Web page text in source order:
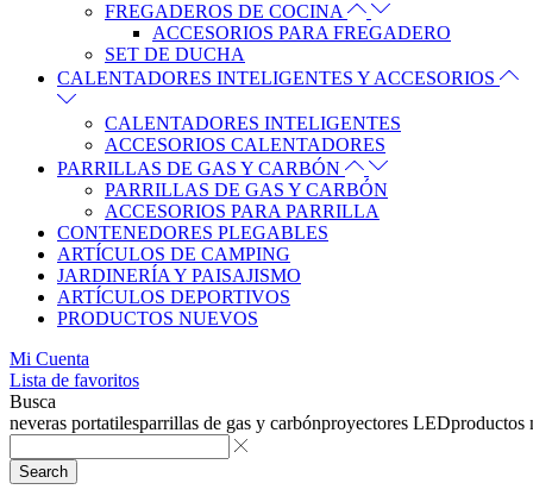
FREGADEROS DE COCINA
ACCESORIOS PARA FREGADERO
SET DE DUCHA
CALENTADORES INTELIGENTES Y ACCESORIOS
CALENTADORES INTELIGENTES
ACCESORIOS CALENTADORES
PARRILLAS DE GAS Y CARBÓN
PARRILLAS DE GAS Y CARBÓN
ACCESORIOS PARA PARRILLA
CONTENEDORES PLEGABLES
ARTÍCULOS DE CAMPING
JARDINERÍA Y PAISAJISMO
ARTÍCULOS DEPORTIVOS
PRODUCTOS NUEVOS
Mi Cuenta
Lista de favoritos
Busca
neveras portatilesparrillas de gas y carbónproyectores LEDproductos
Search